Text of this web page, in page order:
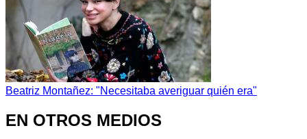
Beatriz Montañez: "Necesitaba averiguar quién era"
EN OTROS MEDIOS